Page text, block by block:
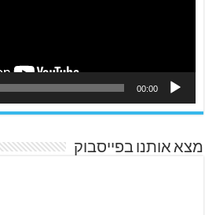
00:00
מצא אותנו בפייסבוק